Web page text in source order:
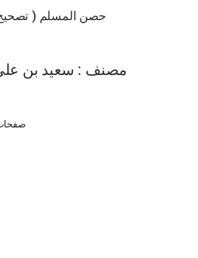
حصن المسلم (
مصنف : سعید بن
صفحات: